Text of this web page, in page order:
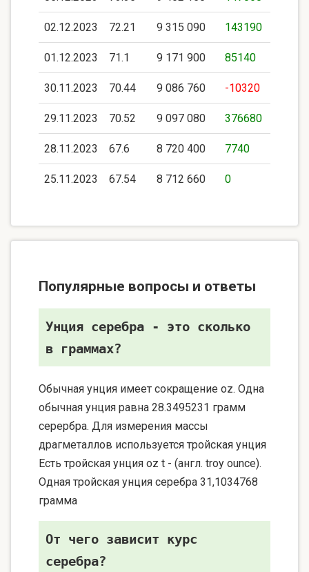
02.12.2023 72.21 9 315 090 143190
01.12.2023 71.1 9 171 900 85140
30.11.2023 70.44 9 086 760 -10320
29.11.2023 70.52 9 097 080 376680
28.11.2023 67.6 8 720 400 7740
25.11.2023 67.54 8 712 660 0
Популярные вопросы и ответы
Унция серебра - это сколько
в граммах?
Обычная унция имеет сокращение oz. Одна
обычная унция равна 28.3495231 грамм
серербра. Для измерения массы
драгметаллов используется тройская унция
Есть тройская унция oz t - (англ. troy ounce).
Одная тройская унция серебра 31,1034768
грамма
От чего зависит курс
серебра?